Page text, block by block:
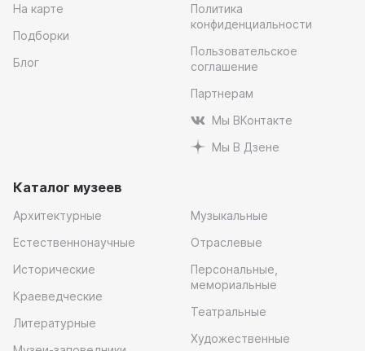
На карте
Подборки
Блог
Политика
конфиденциальности
Пользовательское
соглашение
Партнерам
Мы ВКонтакте
Мы В Дзене
Каталог музеев
Архитектурные
Естественнонаучные
Исторические
Краеведческие
Литературные
Музыкальные
Отраслевые
Персональные,
мемориальные
Театральные
Художественные